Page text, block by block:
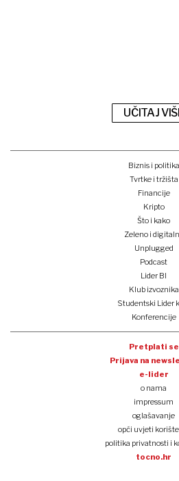
UČITAJ
Biznis i politika
Tvrtke i tržišta
Financije
Kripto
Što i kako
Zeleno i
Unplugged
Podcast
Lider BI
Klub izvoznika
Studentski Lider
Konferencije
Pretplati se
Prijava na
e-lider
o nama
impressum
oglašavanje
opći uvjeti
politika privatnosti i
tocno.hr